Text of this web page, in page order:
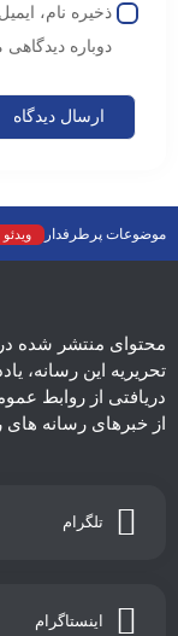
ذخیره نام،
دوباره
موضوعات پرطرفدار ویدئو
نمایش خانگی
نقد
محتوای منتشر شده
تحریریه این رسانه،
دریافتی از روابط
از خبرهای رسانه
تلگرام
اینستاگرام